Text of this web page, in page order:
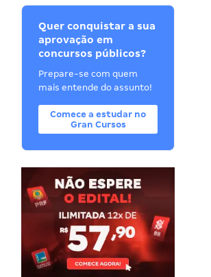
Quer conquistar a sua
aprovação em
concursos públicos?
Prepare-se com quem
mais entende do assunto!
Comece a estudar no
Gran Cursos